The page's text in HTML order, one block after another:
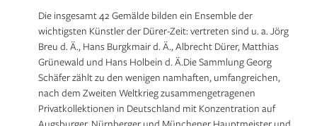
Die insgesamt 42 Gemälde bilden ein Ensemble der
wichtigsten Künstler der Dürer-Zeit: vertreten sind u. a. Jörg
Breu d. Ä., Hans Burgkmair d. Ä., Albrecht Dürer, Matthias
Grünewald und Hans Holbein d. Ä.Die Sammlung Georg
Schäfer zählt zu den wenigen namhaften, umfangreichen,
nach dem Zweiten Weltkrieg zusammengetragenen
Privatkollektionen in Deutschland mit Konzentration auf